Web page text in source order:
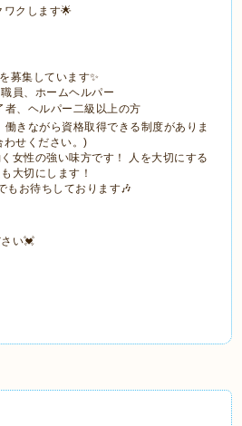
ワクします🌟
募集しています✨
員、ホームヘルパー
者、ヘルパー二級以上の方
きながら資格取得できる制度がありま
わせください。)
女性の強い味方です！ 人を大切にする
大切にします！
もお待ちしております🎶
い💓